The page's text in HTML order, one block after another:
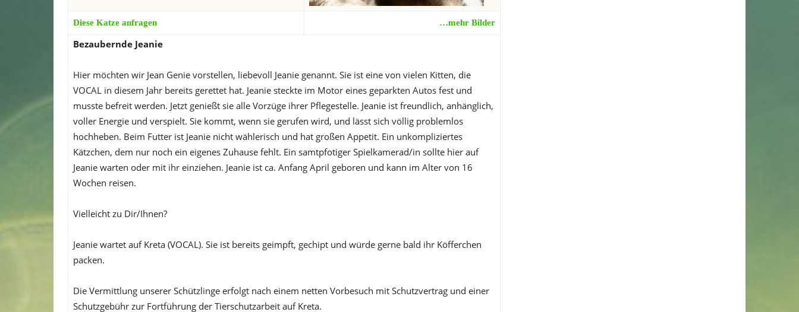
Diese Katze anfragen …mehr Bilder
Bezaubernde Jeanie
Hier möchten wir Jean Genie vorstellen, liebevoll Jeanie genannt. Sie ist eine von vielen Kitten, die
VOCAL in diesem Jahr bereits gerettet hat. Jeanie steckte im Motor eines geparkten Autos fest und
musste befreit werden. Jetzt genießt sie alle Vorzüge ihrer Pflegestelle. Jeanie ist freundlich, anhänglich,
voller Energie und verspielt. Sie kommt, wenn sie gerufen wird, und lässt sich völlig problemlos
hochheben. Beim Futter ist Jeanie nicht wählerisch und hat großen Appetit. Ein unkompliziertes
Kätzchen, dem nur noch ein eigenes Zuhause fehlt. Ein samtpfotiger Spielkamerad/in sollte hier auf
Jeanie warten oder mit ihr einziehen. Jeanie ist ca. Anfang April geboren und kann im Alter von 16
Wochen reisen.
Vielleicht zu Dir/Ihnen?
Jeanie wartet auf Kreta (VOCAL). Sie ist bereits geimpft, gechipt und würde gerne bald ihr Köfferchen
packen.
Die Vermittlung unserer Schützlinge erfolgt nach einem netten Vorbesuch mit Schutzvertrag und einer
Schutzgebühr zur Fortführung der Tierschutzarbeit auf Kreta.